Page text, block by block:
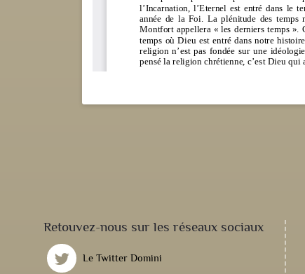
Retouvez-nous sur les réseaux sociaux
Le Twitter Domini